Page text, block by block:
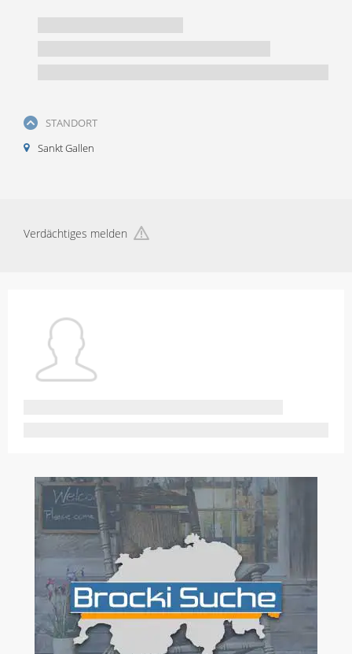
STANDORT
Sankt Gallen
Verdächtiges melden